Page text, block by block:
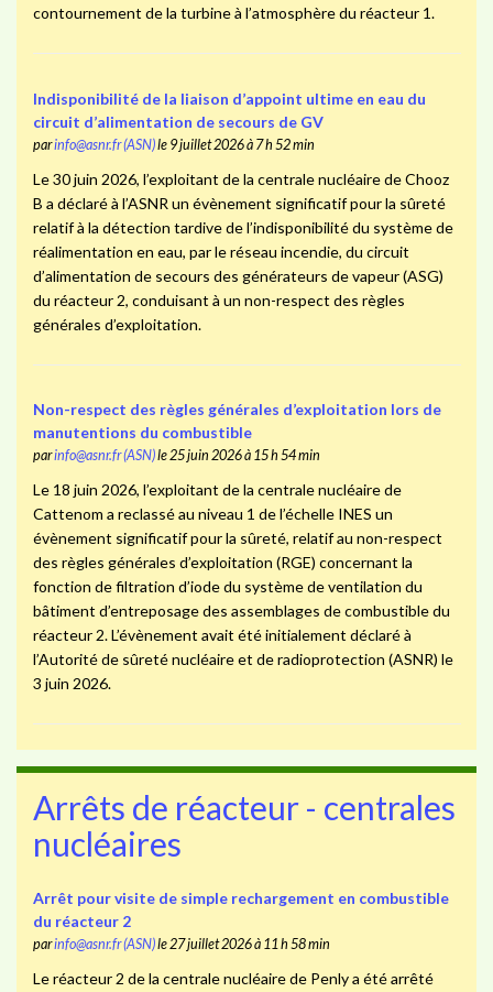
contournement de la turbine à l’atmosphère du réacteur 1.
Indisponibilité de la liaison d’appoint ultime en eau du
circuit d’alimentation de secours de GV
parinfo@asnr.fr (ASN)le 9 juillet 2026 à 7 h 52 min
Le 30 juin 2026, l’exploitant de la centrale nucléaire de Chooz
B a déclaré à l’ASNR un évènement significatif pour la sûreté
relatif à la détection tardive de l’indisponibilité du système de
réalimentation en eau, par le réseau incendie, du circuit
d’alimentation de secours des générateurs de vapeur (ASG)
du réacteur 2, conduisant à un non-respect des règles
générales d’exploitation.
Non-respect des règles générales d’exploitation lors de
manutentions du combustible
parinfo@asnr.fr (ASN)le 25 juin 2026 à 15 h 54 min
Le 18 juin 2026, l’exploitant de la centrale nucléaire de
Cattenom a reclassé au niveau 1 de l’échelle INES un
évènement significatif pour la sûreté, relatif au non-respect
des règles générales d’exploitation (RGE) concernant la
fonction de filtration d’iode du système de ventilation du
bâtiment d’entreposage des assemblages de combustible du
réacteur 2. L’évènement avait été initialement déclaré à
l’Autorité de sûreté nucléaire et de radioprotection (ASNR) le
3 juin 2026.
Arrêts de réacteur - centrales
nucléaires
Arrêt pour visite de simple rechargement en combustible
du réacteur 2
parinfo@asnr.fr (ASN)le 27 juillet 2026 à 11 h 58 min
Le réacteur 2 de la centrale nucléaire de Penly a été arrêté